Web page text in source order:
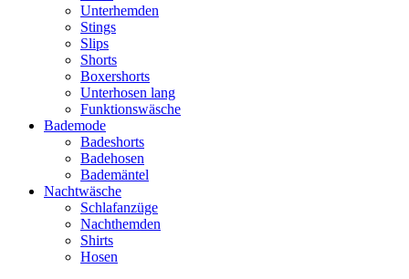
Unterhemden
Stings
Slips
Shorts
Boxershorts
Unterhosen lang
Funktionswäsche
Bademode
Badeshorts
Badehosen
Bademäntel
Nachtwäsche
Schlafanzüge
Nachthemden
Shirts
Hosen